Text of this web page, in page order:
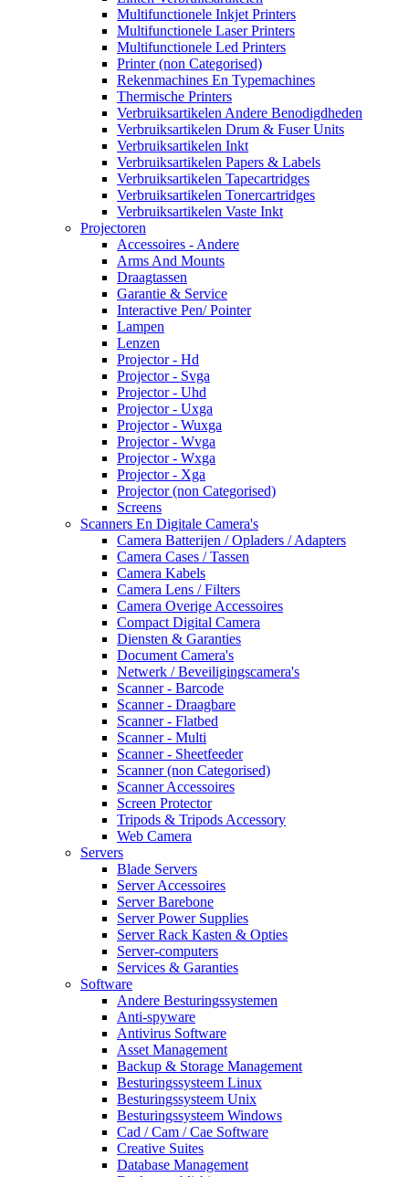
Multifunctionele Inkjet Printers
Multifunctionele Laser Printers
Multifunctionele Led Printers
Printer (non Categorised)
Rekenmachines En Typemachines
Thermische Printers
Verbruiksartikelen Andere Benodigdheden
Verbruiksartikelen Drum & Fuser Units
Verbruiksartikelen Inkt
Verbruiksartikelen Papers & Labels
Verbruiksartikelen Tapecartridges
Verbruiksartikelen Tonercartridges
Verbruiksartikelen Vaste Inkt
Projectoren
Accessoires - Andere
Arms And Mounts
Draagtassen
Garantie & Service
Interactive Pen/ Pointer
Lampen
Lenzen
Projector - Hd
Projector - Svga
Projector - Uhd
Projector - Uxga
Projector - Wuxga
Projector - Wvga
Projector - Wxga
Projector - Xga
Projector (non Categorised)
Screens
Scanners En Digitale Camera's
Camera Batterijen / Opladers / Adapters
Camera Cases / Tassen
Camera Kabels
Camera Lens / Filters
Camera Overige Accessoires
Compact Digital Camera
Diensten & Garanties
Document Camera's
Netwerk / Beveiligingscamera's
Scanner - Barcode
Scanner - Draagbare
Scanner - Flatbed
Scanner - Multi
Scanner - Sheetfeeder
Scanner (non Categorised)
Scanner Accessoires
Screen Protector
Tripods & Tripods Accessory
Web Camera
Servers
Blade Servers
Server Accessoires
Server Barebone
Server Power Supplies
Server Rack Kasten & Opties
Server-computers
Services & Garanties
Software
Andere Besturingssystemen
Anti-spyware
Antivirus Software
Asset Management
Backup & Storage Management
Besturingssysteem Linux
Besturingssysteem Unix
Besturingssysteem Windows
Cad / Cam / Cae Software
Creative Suites
Database Management